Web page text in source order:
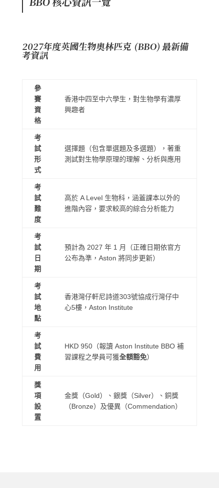
2027年度英國生物奧林匹克 (BBO) 最新備
考資訊
參
賽
資
格
香港中四至中六學生，對生物學有濃厚
興趣者
考
試
形
式
選擇題（包含單選題及多選題），著重
測試對生物學原理的理解、分析與應用
考
試
難
度
高於 A Level 生物科，涵蓋課本以外的
進階內容，要求較高的綜合分析能力
考
試
日
期
預計為 2027 年 1 月（正確日期依官方
公布為準，Aston 將同步更新）
考
試
地
點
香港灣仔軒尼詩道303號協成行灣仔中
心5樓，Aston Institute
考
試
費
用
HKD 950（報讀 Aston Institute BBO 補
習課程之學員可獲全額豁免）
獎
項
設
置
金獎（Gold）、銀獎（Silver）、銅獎
（Bronze）及優異（Commendation）